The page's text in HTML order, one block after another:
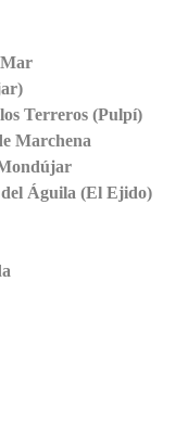
Mar
Terreros (Pulpí)
Marchena
Águila (El Ejido)